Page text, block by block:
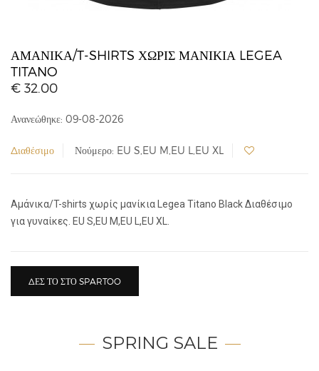
ΑΜΆΝΙΚΑ/T-SHIRTS ΧΩΡΊΣ ΜΑΝΊΚΙΑ LEGEA
TITANO
€ 32.00
Ανανεώθηκε: 09-08-2026
Διαθέσιμο Νούμερο: EU S,EU M,EU L,EU XL
Αμάνικα/T-shirts χωρίς μανίκια Legea Titano Black Διαθέσιμο
για γυναίκες. EU S,EU M,EU L,EU XL.
ΔΕΣ ΤΟ ΣΤΟ SPARTOO
SPRING SALE